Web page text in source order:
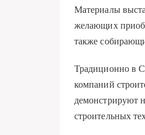
Материалы
желающих
также
Традиционно в
компаний
демонстрируют
строительных